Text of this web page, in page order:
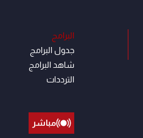
البرامج
جدول البرامج
شاهد البرامج
الترددات
مباشر